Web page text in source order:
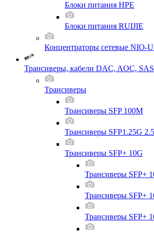
Блоки питания HPE
Блоки питания RUIJIE
Концентраторы сетевые NIO-
Трансиверы, кабели DAC, AOC,
Трансиверы
Трансиверы SFP 100M
Трансиверы SFP1.25G
Трансиверы SFP+ 10G
Трансиверы SFP+
Трансиверы SFP+
Трансиверы SFP+